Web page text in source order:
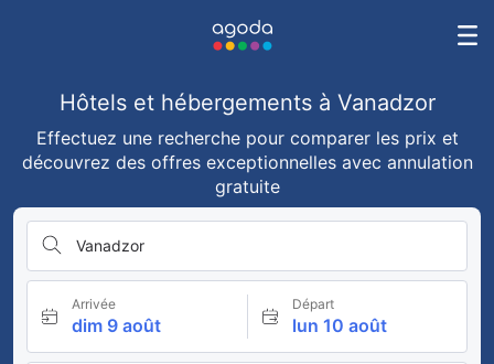
Hôtels et hébergements à Vanadzor
Effectuez une recherche pour comparer les prix et
découvrez des offres exceptionnelles avec annulation
gratuite
Vanadzor
Arrivée
dim 9 août
Départ
lun 10 août